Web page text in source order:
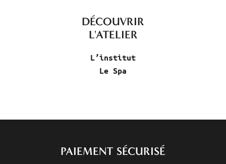
DÉCOUVRIR
L'ATELIER
L’institut
Le Spa
PAIEMENT SÉCURISÉ